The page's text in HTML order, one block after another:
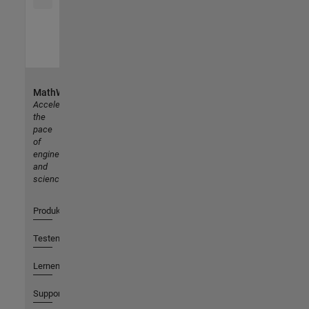
MathWorks
Accelerating
the
pace
of
engineering
and
science
Produkte
Testen oder Kaufen
Lernen
Support